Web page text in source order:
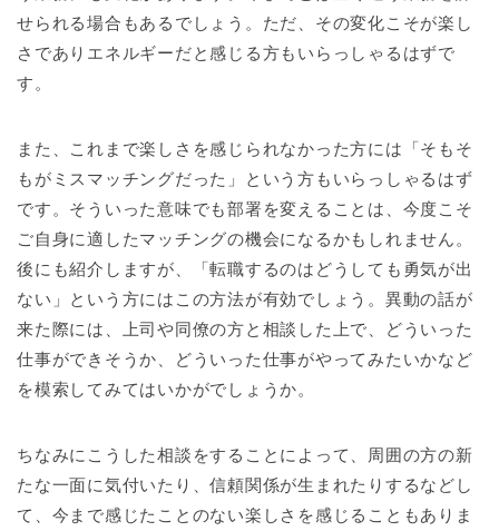
せられる場合もあるでしょう。ただ、その変化こそが楽し
さでありエネルギーだと感じる方もいらっしゃるはずで
す。
また、これまで楽しさを感じられなかった方には「そもそ
もがミスマッチングだった」という方もいらっしゃるはず
です。そういった意味でも部署を変えることは、今度こそ
ご自身に適したマッチングの機会になるかもしれません。
後にも紹介しますが、「転職するのはどうしても勇気が出
ない」という方にはこの方法が有効でしょう。異動の話が
来た際には、上司や同僚の方と相談した上で、どういった
仕事ができそうか、どういった仕事がやってみたいかなど
を模索してみてはいかがでしょうか。
ちなみにこうした相談をすることによって、周囲の方の新
たな一面に気付いたり、信頼関係が生まれたりするなどし
て、今まで感じたことのない楽しさを感じることもありま